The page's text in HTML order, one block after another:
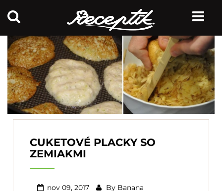
CUKETOVÉ PLACKY SO
ZEMIAKMI
nov 09, 2017 By Banana